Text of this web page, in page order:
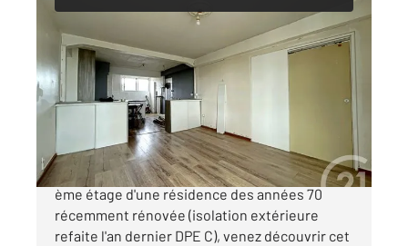
83,73 m , 4 pièces
Ref : 19612
Appartement T4 à vendre
187 900 €
TOULOUSE (31500) - MARENGO JOLIMONT Au 5
ème étage d'une résidence des années 70
récemment rénovée (isolation extérieure
refaite l'an dernier DPE C), venez découvrir cet